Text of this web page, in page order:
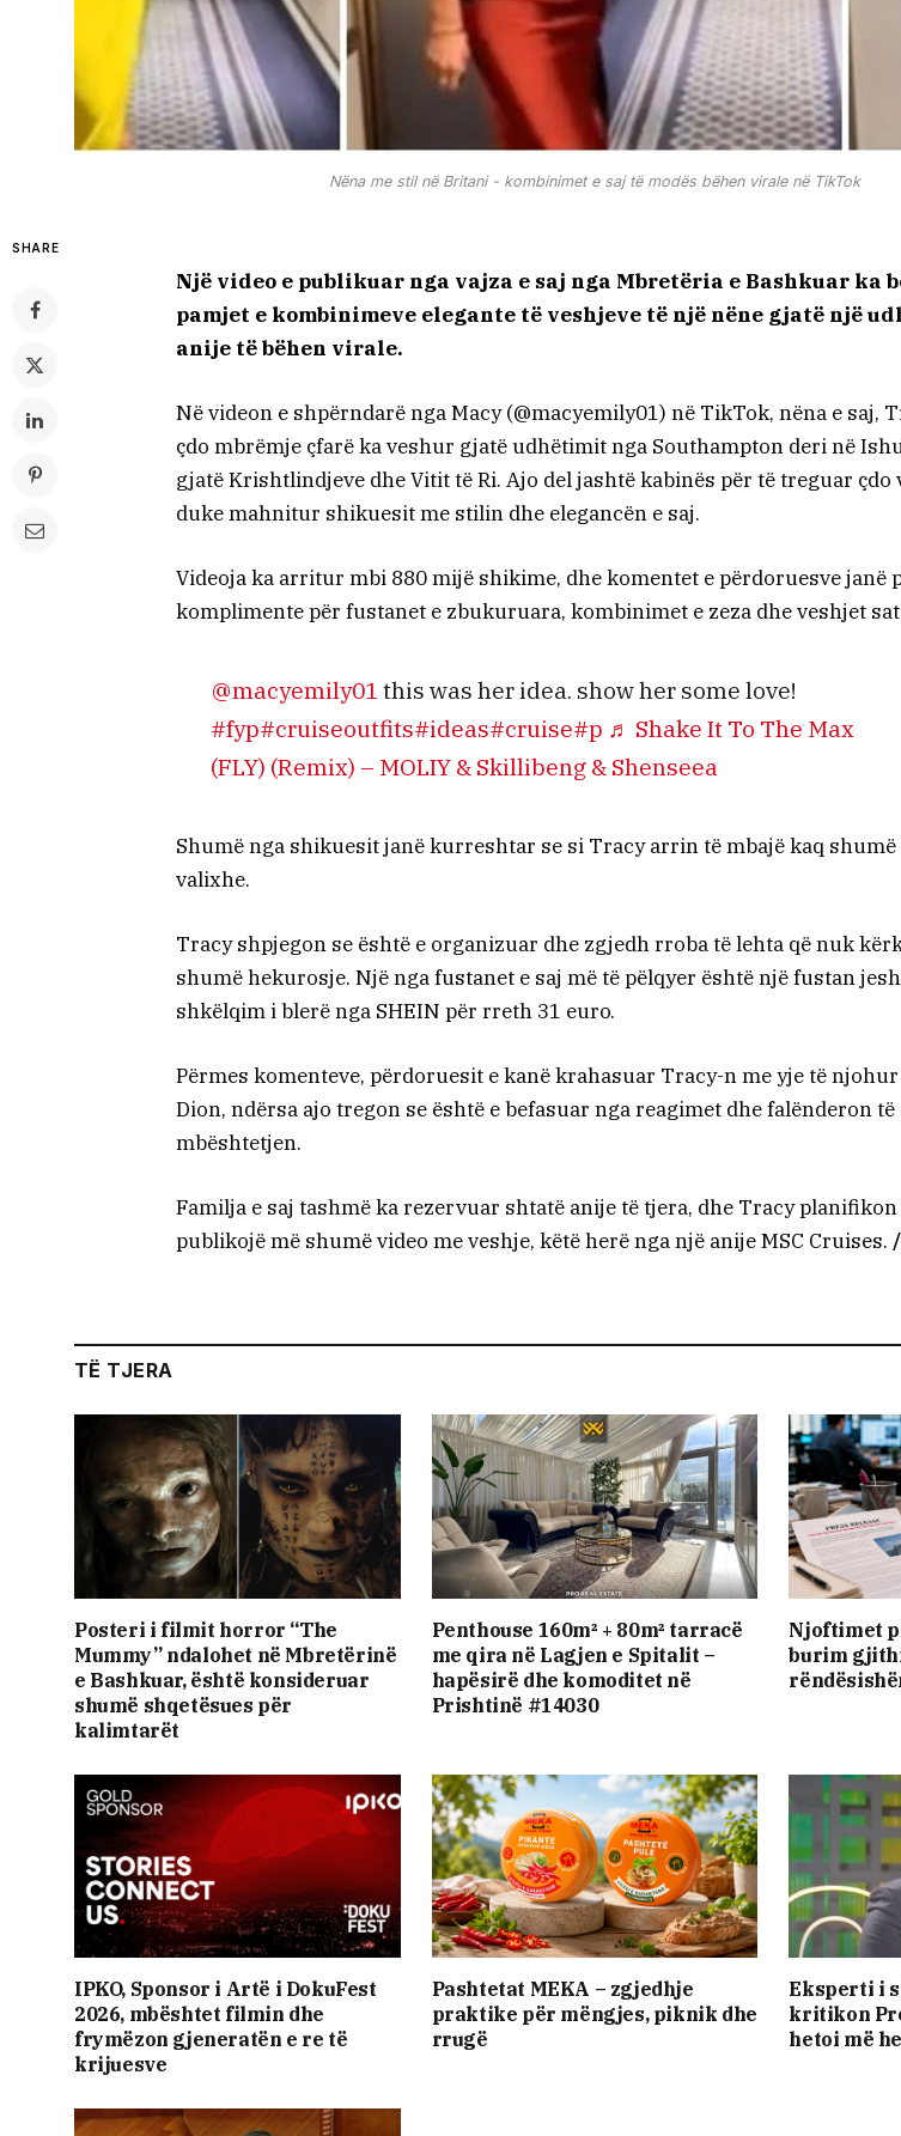
Nëna me stil në Britani - kombinimet e saj të modës bëhen virale në TikTok
SHARE
Një video e publikuar nga vajza e saj nga Mbretëria e Bashkuar ka
pamjet e kombinimeve elegante të veshjeve të një nëne gjatë një
anije të bëhen virale.
Në videon e shpërndarë nga Macy (@macyemily01) në TikTok, nëna e saj,
çdo mbrëmje çfarë ka veshur gjatë udhëtimit nga Southampton deri në
gjatë Krishtlindjeve dhe Vitit të Ri. Ajo del jashtë kabinës për të treguar çdo
duke mahnitur shikuesit me stilin dhe elegancën e saj.
Videoja ka arritur mbi 880 mijë shikime, dhe komentet e përdoruesve janë
komplimente për fustanet e zbukuruara, kombinimet e zeza dhe veshjet
@macyemily01 this was her idea. show her some love!
#fyp#cruiseoutfits#ideas#cruise#p ♬ Shake It To The Max
(FLY) (Remix) – MOLIY & Skillibeng & Shenseea
Shumë nga shikuesit janë kurreshtar se si Tracy arrin të mbajë kaq shumë
valixhe.
Tracy shpjegon se është e organizuar dhe zgjedh rroba të lehta që nuk
shumë hekurosje. Një nga fustanet e saj më të pëlqyer është një fustan
shkëlqim i blerë nga SHEIN për rreth 31 euro.
Përmes komenteve, përdoruesit e kanë krahasuar Tracy-n me yje të
Dion, ndërsa ajo tregon se është e befasuar nga reagimet dhe falënderon
mbështetjen.
Familja e saj tashmë ka rezervuar shtatë anije të tjera, dhe Tracy planifikon
publikojë më shumë video me veshje, këtë herë nga një anije MSC Cruises.
TË TJERA
Posteri i filmit horror “The
Mummy” ndalohet në Mbretërinë
e Bashkuar, është konsideruar
shumë shqetësues për
kalimtarët
Penthouse 160m² + 80m² tarracë
me qira në Lagjen e Spitalit –
hapësirë dhe komoditet në
Prishtinë #14030
Njoftimet
burim
IPKO, Sponsor i Artë i DokuFest
2026, mbështet filmin dhe
frymëzon gjeneratën e re të
krijuesve
Pashtetat MEKA – zgjedhje
praktike për mëngjes, piknik dhe
rrugë
Eksperti i
kritikon
hetoi më